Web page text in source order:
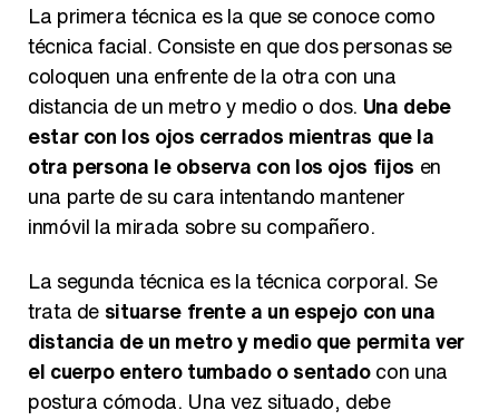
La primera técnica es la que se conoce como
técnica facial. Consiste en que dos personas se
coloquen una enfrente de la otra con una
distancia de un metro y medio o dos. Una debe
estar con los ojos cerrados mientras que la
otra persona le observa con los ojos fijos en
una parte de su cara intentando mantener
inmóvil la mirada sobre su compañero.
La segunda técnica es la técnica corporal. Se
trata de situarse frente a un espejo con una
distancia de un metro y medio que permita ver
el cuerpo entero tumbado o sentadocon una
postura cómoda. Una vez situado, debe